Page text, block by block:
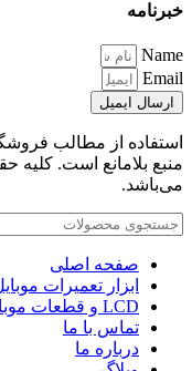
خبرنامه
Name
Email
ارسال ایمیل
استفاده از مطالب
منبع بلامانع است. کلیه
می‌باشد.
صفحه اصلی
ابزار تعمیرات
LCD و قطعات موبایل
تماس با ما
درباره ما